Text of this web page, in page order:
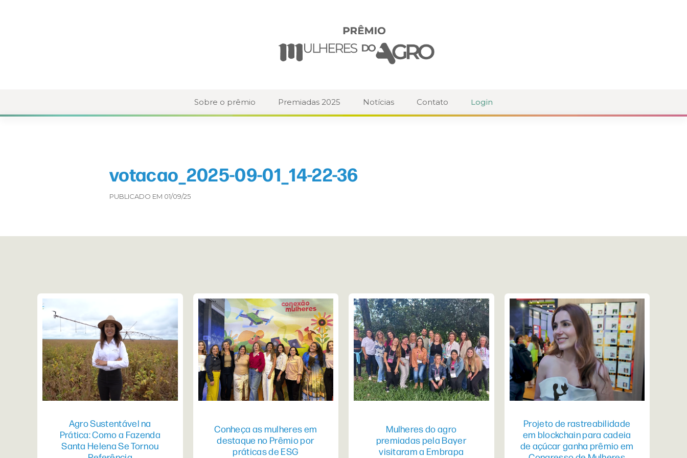
Sobre o prêmio Premiadas 2025 Notícias Contato Login
votacao_2025-09-01_14-22-36
PUBLICADO EM 01/09/25
Agro Sustentável na
Prática: Como a Fazenda
Santa Helena Se Tornou
Conheça as mulheres em
destaque no Prêmio por
práticas de ESG
Mulheres do agro
premiadas pela Bayer
visitaram a Embrapa
Projeto de rastreabilidade
em blockchain para cadeia
de açúcar ganha prêmio em